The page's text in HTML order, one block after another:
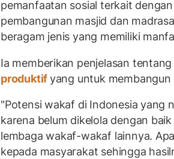
pemanfaatan sosial terkait
pembangunan masjid dan
beragam jenis yang memiliki
Ia memberikan penjelasan
produktifyang untuk membangun
"Potensi wakaf di Indonesia yang
karena belum dikelola dengan
lembaga wakaf-wakaf lainnya.
kepada masyarakat sehingga